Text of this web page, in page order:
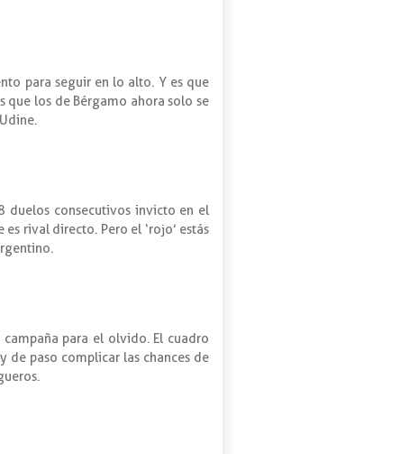
para seguir en lo alto. Y es que
que los de Bérgamo ahora solo se
duelos consecutivos invicto en el
rival directo. Pero el ‘rojo’ estás
para el olvido. El cuadro
de paso complicar las chances de